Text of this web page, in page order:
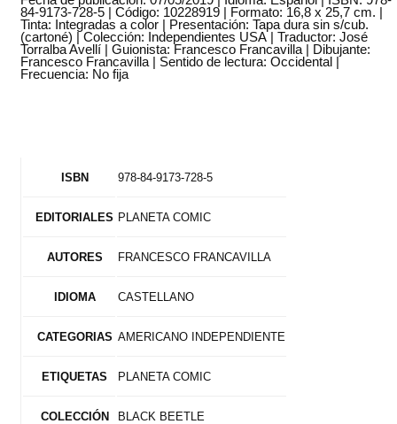
84-9173-728-5 | Código: 10228919 | Formato: 16,8 x 25,7 cm. |
Tinta: Integradas a color | Presentación: Tapa dura sin s/cub.
(cartoné) | Colección: Independientes USA | Traductor: José
Torralba Avellí | Guionista: Francesco Francavilla | Dibujante:
Francesco Francavilla | Sentido de lectura: Occidental |
Frecuencia: No fija
ISBN 978-84-9173-728-5
EDITORIALES PLANETA COMIC
AUTORES FRANCESCO FRANCAVILLA
IDIOMA CASTELLANO
CATEGORIAS AMERICANO INDEPENDIENTE
ETIQUETAS PLANETA COMIC
COLECCIÓN BLACK BEETLE